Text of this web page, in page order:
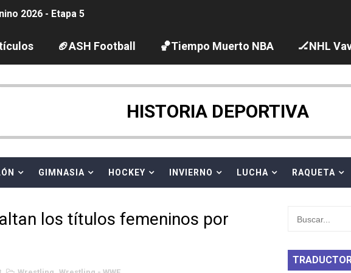
2026 - Etapa 5
League 2026
en aguas abiertas 2026 (París, Francia) - Dobletes de Wellbrock y
de pentatlón moderno 2026 (Estambul, Turquía)
y Tavion Heights ponen fin al reinado por parejas de The Vanity Project
- GP Gran Bretaña
🏈ASH Football 🏀Tiempo Muerto NBA 🏒NHL
HISTORIA DEPORTIVA
GIMNASIA HOCKEY INVIERNO LUCHA RAQUETA
los títulos femeninos por